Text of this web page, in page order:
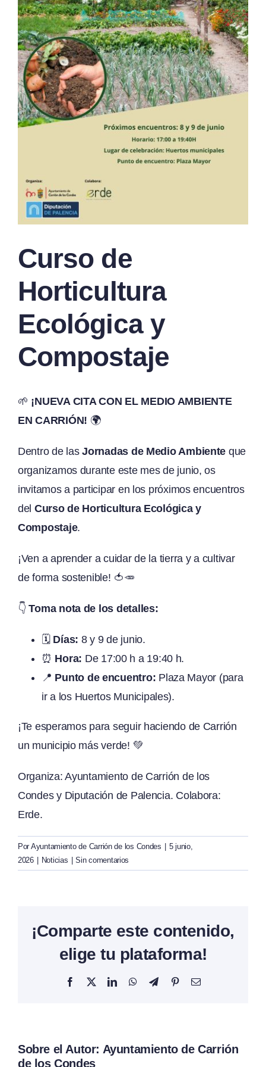
Curso de
Horticultura
Ecológica y
Compostaje
🌱 ¡NUEVA CITA CON EL MEDIO AMBIENTE
EN CARRIÓN! 🌍
Dentro de lasJornadas de Medio Ambiente que
organizamos durante este mes de junio, os
invitamos a participar en los próximos encuentros
del Curso de Horticultura Ecológica y
Compostaje.
¡Ven a aprender a cuidar de la tierra y a cultivar
de forma sostenible! 🍅🥕
👇Toma nota de los detalles:
🗓️ Días: 8 y 9 de junio.
⏰ Hora: De 17:00 h a 19:40 h.
📍 Punto de encuentro: Plaza Mayor (para
ir a los Huertos Municipales).
¡Te esperamos para seguir haciendo de Carrión
un municipio más verde! 💚
Organiza: Ayuntamiento de Carrión de los
Condes y Diputación de Palencia. Colabora:
Erde.
Por Ayuntamiento de Carrión de los Condes
5 junio,
2026
Noticias Sin comentarios
¡Comparte este contenido,
elige tu plataforma!
Facebook
X LinkedInWhatsAppTelegramPinterestCorreo
Sobre el Autor: Ayuntamiento de Carrión
de los Condes